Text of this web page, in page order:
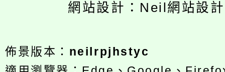
網站設計：Neil網站設
佈景版本： neilrpjhstyc